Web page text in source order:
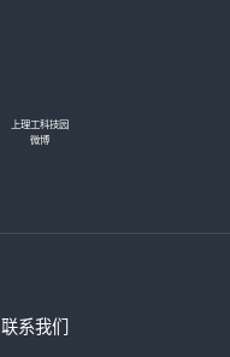
上理工科技园
微博
联系我们